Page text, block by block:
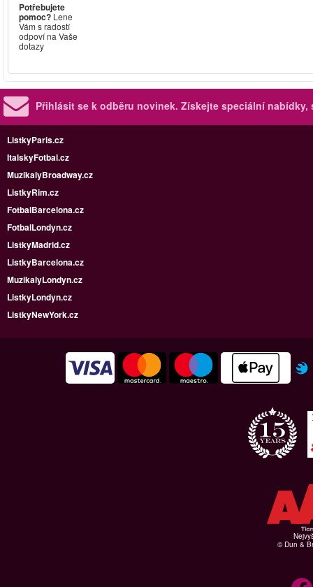
Potřebujete
pomoc?Lene
Vám s radostí
odpoví na Vaše
dotazy
Přihlásit se k odběru novinek. Získejte speciální nabídky,
ListkyParis.cz
ItalskyFotbal.cz
MuzikalyBroadway.cz
ListkyRim.cz
FotbalBarcelona.cz
FotbalLondyn.cz
ListkyMadrid.cz
ListkyBarcelona.cz
MuzikalyLondyn.cz
ListkyLondyn.cz
ListkyNewYork.cz
© Dun &